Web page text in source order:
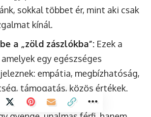
sokkal többet ér, mint aki csak
kínál.
a „zöld zászlókba”: Ezek a
egy egészséges
empátia, megbízhatóság,
támogatás, közös értékek.